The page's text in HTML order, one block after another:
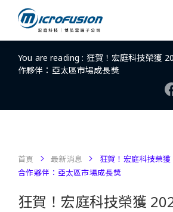
You are reading : 狂賀！宏庭科技榮獲
作夥伴：亞太區市場成長獎
首頁 最新消息
狂賀！宏庭科技榮
合作夥伴：亞太區市場成長獎
狂賀！宏庭科技榮獲